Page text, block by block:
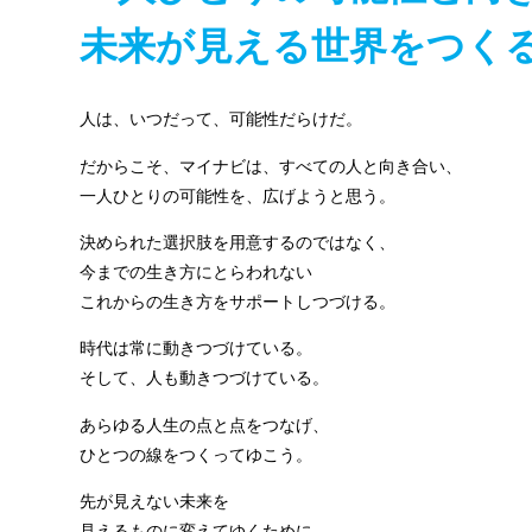
未来が見える世界をつく
人は、いつだって、可能性だらけだ。
だからこそ、マイナビは、すべての人と向き合い、
一人ひとりの可能性を、広げようと思う。
決められた選択肢を用意するのではなく、
今までの生き方にとらわれない
これからの生き方をサポートしつづける。
時代は常に動きつづけている。
そして、人も動きつづけている。
あらゆる人生の点と点をつなげ、
ひとつの線をつくってゆこう。
先が見えない未来を